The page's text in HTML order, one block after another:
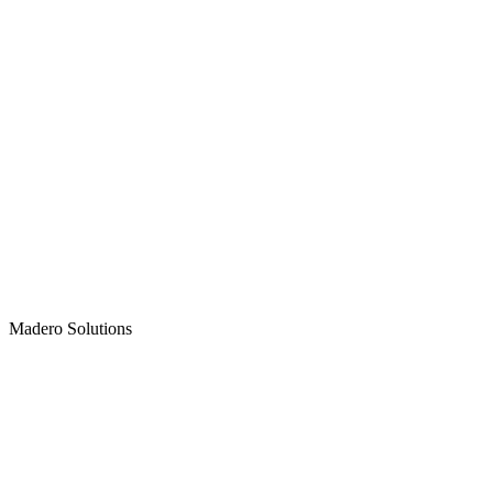
Madero Solutions